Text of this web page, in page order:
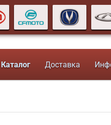
Каталог Доставка